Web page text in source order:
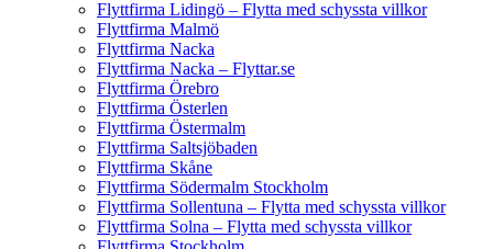
Flyttfirma Lidingö – Flytta med schyssta villkor
Flyttfirma Malmö
Flyttfirma Nacka
Flyttfirma Nacka – Flyttar.se
Flyttfirma Örebro
Flyttfirma Österlen
Flyttfirma Östermalm
Flyttfirma Saltsjöbaden
Flyttfirma Skåne
Flyttfirma Södermalm Stockholm
Flyttfirma Sollentuna – Flytta med schyssta villkor
Flyttfirma Solna – Flytta med schyssta villkor